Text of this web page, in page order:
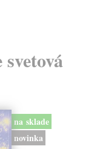
na sklade
novinka